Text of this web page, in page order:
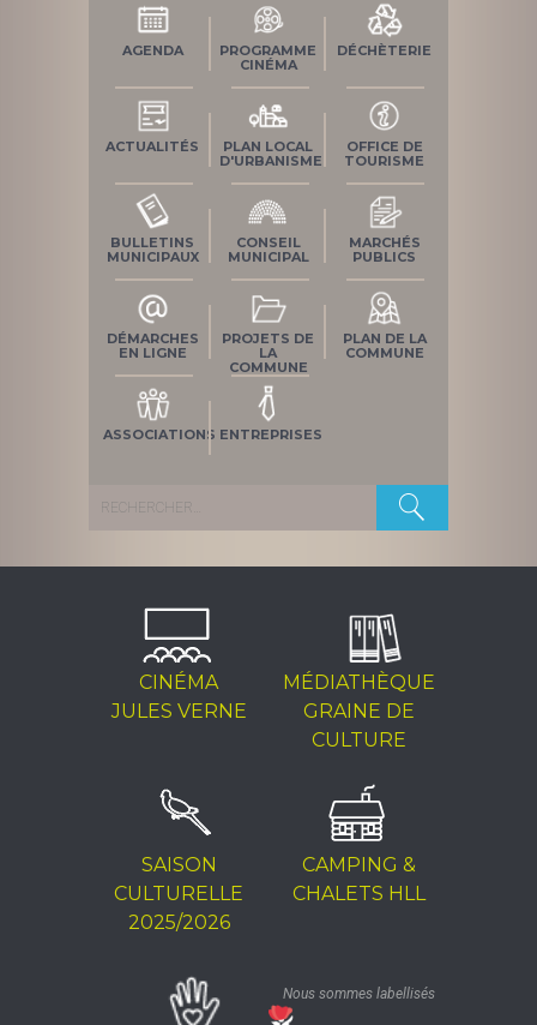
AGENDA
PROGRAMME
CINÉMA
DÉCHÈTERIE
ACTUALITÉS
PLAN LOCAL
D'URBANISME
OFFICE DE
TOURISME
BULLETINS
MUNICIPAUX
CONSEIL
MUNICIPAL
MARCHÉS
PUBLICS
DÉMARCHES
EN LIGNE
PROJETS DE
LA
COMMUNE
PLAN DE LA
COMMUNE
ASSOCIATIONS ENTREPRISES
Rechercher :
CINÉMA
JULES VERNE
MÉDIATHÈQUE
GRAINE DE
CULTURE
SAISON
CULTURELLE
2025/2026
CAMPING &
CHALETS HLL
Nous sommes labellisés